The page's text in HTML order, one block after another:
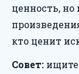
ценность,
кто ценит
Совет: